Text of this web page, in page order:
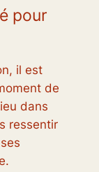
pour
il est
de
dans
ressentir